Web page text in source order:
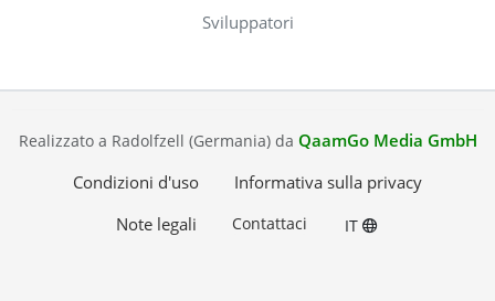
Sviluppatori
Realizzato a Radolfzell (Germania) da QaamGo Media GmbH
Condizioni d'uso
Informativa sulla privacy
Note legali
Contattaci IT